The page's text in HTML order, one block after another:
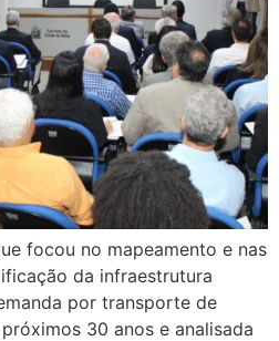
focou no mapeamento e nas
da infraestrutura
por transporte de
30 anos e analisada